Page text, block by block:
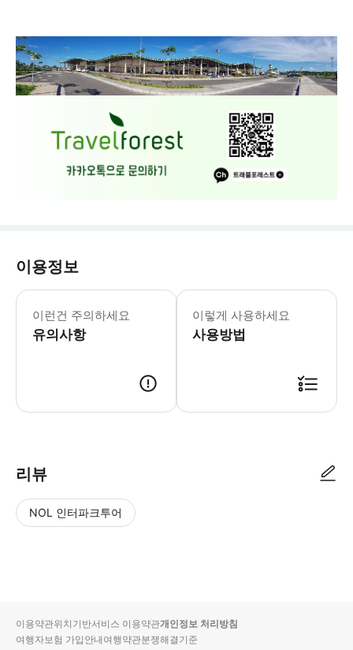
이용정보
이런건 주의하세요
유의사항
예약 신청 후, 담당자가 확인하여 예
이렇게 사용하세요
사용방법
리뷰
NOL 인터파크투어
입니
다.
순
상
이용약관위치기반서비스 이용약관개인정보 처리방침
여행자보험 가입안내여행약관분쟁해결기준